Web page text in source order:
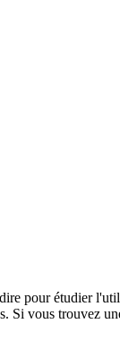
pour étudier
Si vous trouvez